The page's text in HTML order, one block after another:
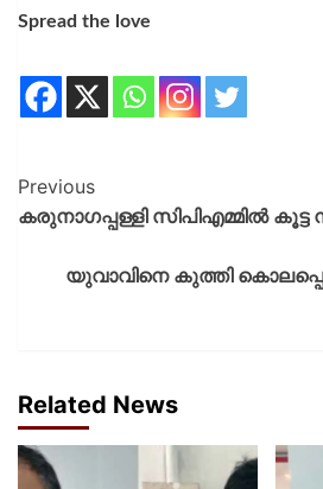
Spread the love
Previous
കരുനാ​ഗപ്പള്ളി സിപിഎമ്മിൽ കൂട്ട
യുവാവിനെ കുത്തി
Related News